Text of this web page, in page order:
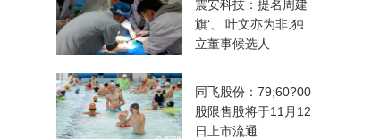
震安科技：提名周建
旗‘、’叶文亦为非.独
立董事候选人
同飞股份：79;60?00
股限售股将于11月12
日上市流通